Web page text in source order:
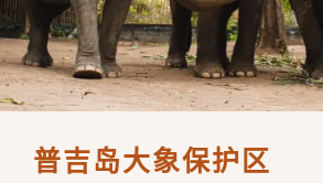
普吉岛大象保护区